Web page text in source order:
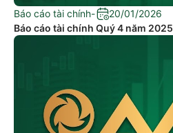
Báo cáo tài chính-
20/01/2026
Báo cáo tài chính Quý 4 năm 2025